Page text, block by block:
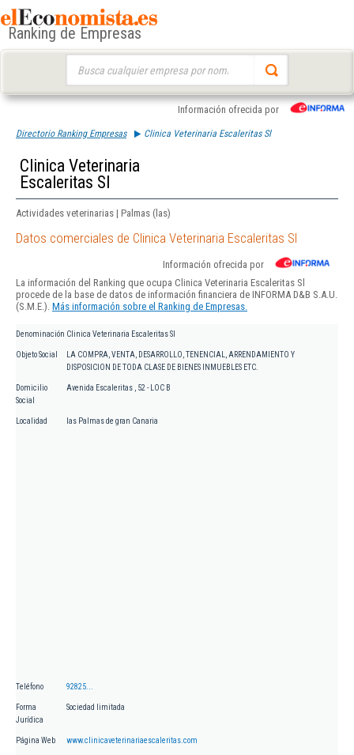
Ranking de Empresas
Información ofrecida por
Directorio Ranking Empresas Clinica Veterinaria Escaleritas Sl
Clinica Veterinaria
Escaleritas Sl
Actividades veterinarias | Palmas (las)
Datos comerciales de Clinica Veterinaria Escaleritas Sl
Información ofrecida por
La información del Ranking que ocupa Clinica Veterinaria Escaleritas Sl
procede de la base de datos de información financiera de INFORMA D&B S.A.U.
(S.M.E.). Más información sobre el Ranking de Empresas.
Denominación Clinica Veterinaria Escaleritas Sl
Objeto Social
LA COMPRA, VENTA, DESARROLLO, TENENCIAL, ARRENDAMIENTO Y
DISPOSICION DE TODA CLASE DE BIENES INMUEBLES ETC.
Domicilio
Social
Avenida Escaleritas , 52 - LOC B
Localidad las Palmas de gran Canaria
Teléfono 92825...
Forma
Jurídica
Sociedad limitada
Página Web www.clinicaveterinariaescaleritas.com